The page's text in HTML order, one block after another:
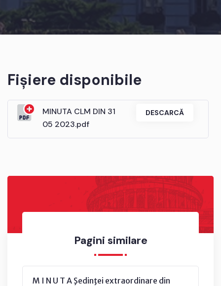
Pagini similare
M I N U T A Şedinţei extraordinare din
Fișiere disponibile
MINUTA CLM DIN 31
05 2023.pdf
DESCARCĂ